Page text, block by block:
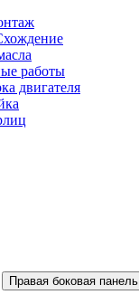
работы
двигателя
Правая боковая панель